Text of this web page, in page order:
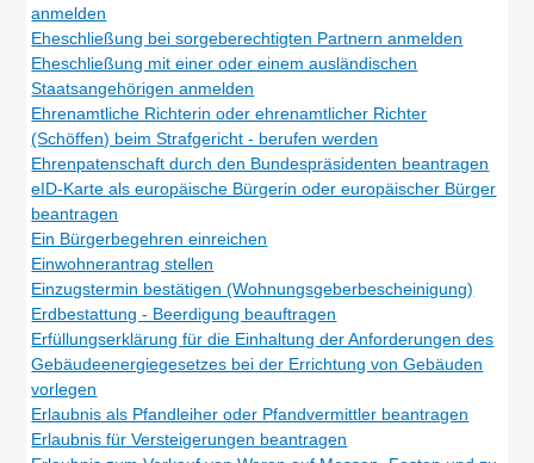
anmelden
Eheschließung bei sorgeberechtigten Partnern anmelden
Eheschließung mit einer oder einem ausländischen
Staatsangehörigen anmelden
Ehrenamtliche Richterin oder ehrenamtlicher Richter
(Schöffen) beim Strafgericht - berufen werden
Ehrenpatenschaft durch den Bundespräsidenten beantragen
eID-Karte als europäische Bürgerin oder europäischer Bürger
beantragen
Ein Bürgerbegehren einreichen
Einwohnerantrag stellen
Einzugstermin bestätigen (Wohnungsgeberbescheinigung)
Erdbestattung - Beerdigung beauftragen
Erfüllungserklärung für die Einhaltung der Anforderungen des
Gebäudeenergiegesetzes bei der Errichtung von Gebäuden
vorlegen
Erlaubnis als Pfandleiher oder Pfandvermittler beantragen
Erlaubnis für Versteigerungen beantragen